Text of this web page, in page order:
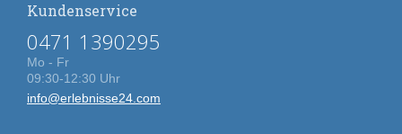
Kundenservice
0471 1390295
Mo - Fr
09:30-12:30 Uhr
info@erlebnisse24.com